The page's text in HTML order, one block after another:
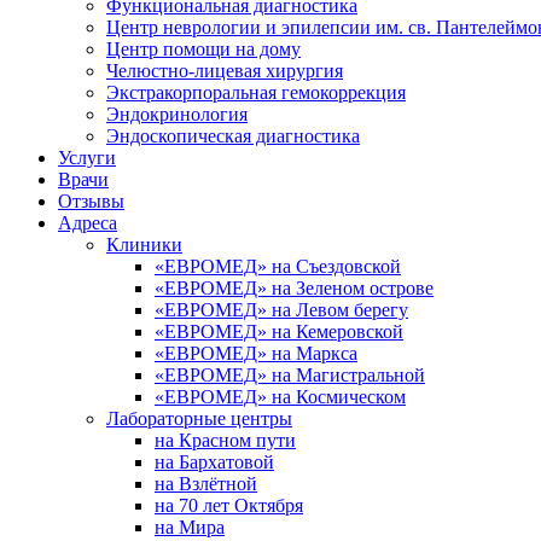
Функциональная диагностика
Центр неврологии и эпилепсии им. св.
Центр помощи на дому
Челюстно-лицевая хирургия
Экстракорпоральная гемокоррекция
Эндокринология
Эндоскопическая диагностика
Услуги
Врачи
Отзывы
Адреса
Клиники
«ЕВРОМЕД» на Съездовской
«ЕВРОМЕД» на Зеленом острове
«ЕВРОМЕД» на Левом берегу
«ЕВРОМЕД» на Кемеровской
«ЕВРОМЕД» на Маркса
«ЕВРОМЕД» на Магистральной
«ЕВРОМЕД» на Космическом
Лабораторные центры
на Красном пути
на Бархатовой
на Взлётной
на 70 лет Октября
на Мира